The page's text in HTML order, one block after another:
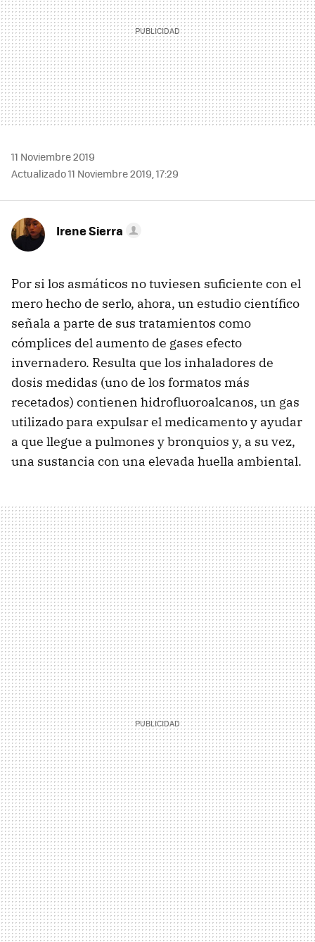
11 Noviembre 2019
Actualizado 11 Noviembre 2019, 17:29
Irene Sierra
Por si los asmáticos no tuviesen suficiente con el
mero hecho de serlo, ahora, un estudio científico
señala a parte de sus tratamientos como
cómplices del aumento de gases efecto
invernadero. Resulta que los inhaladores de
dosis medidas (uno de los formatos más
recetados) contienen hidrofluoroalcanos, un gas
utilizado para expulsar el medicamento y ayudar
a que llegue a pulmones y bronquios y, a su vez,
una sustancia con una elevada huella ambiental.